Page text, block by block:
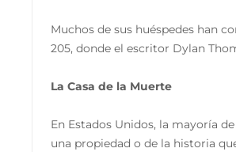
Muchos de sus huéspedes han
205, donde el escritor Dylan
La Casa de la Muerte
En Estados Unidos, la mayoría
una propiedad o de la historia